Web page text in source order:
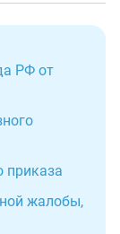
— по
РФ от
приказа
жалобы,